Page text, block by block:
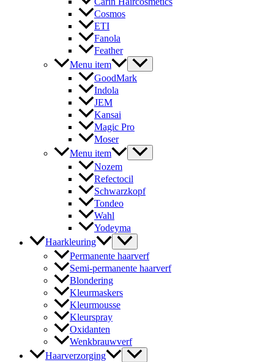
Cosmos
ETI
Fanola
Feather
Menu item
GoodMark
Indola
JEM
Kansai
Magic Pro
Moser
Menu item
Nozem
Refectocil
Schwarzkopf
Tondeo
Wahl
Yodeyma
Haarkleuring
Permanente haarverf
Semi-permanente haarverf
Blondering
Kleurmaskers
Kleurmousse
Kleurspray
Oxidanten
Wenkbrauwverf
Haarverzorging